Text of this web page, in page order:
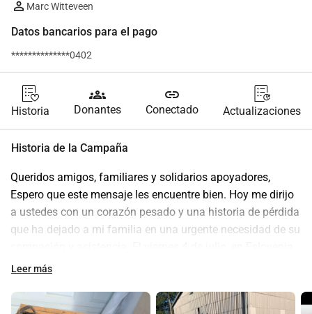
Marc Witteveen
Datos bancarios para el pago
**************0402
Historia
groups
Donantes
link
Conectado Actualizaciones
Historia de la Campaña
Queridos amigos, familiares y solidarios apoyadores,
Espero que este mensaje les encuentre bien. Hoy me dirijo
a ustedes con un corazón pesado y una historia de pérdida
que ha dejado a mi familia en una urgente necesidad de su
una catastrófica inundación arrasó la parte norte de
Afortunadamente, mi familia está a salvo y sana; sin
Leer más